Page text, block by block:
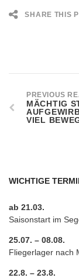
SHARE THIS
PREVIOUS
MÄCHTIG
VIEL
WICHTIGE
ab 21.03.
Saisonstart im
25.07. – 08.08.
Fliegerlager nach
22.8. – 23.8.